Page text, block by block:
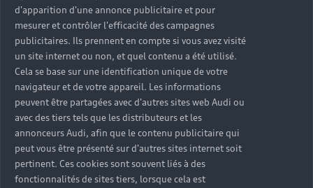
d'apparition d'une annonce publicitaire et pour
mesurer et contrôler l'efficacité des campagnes
publicitaires. Ils prennent en compte si vous avez visité
un site internet ou non, et quel contenu a été utilisé.
Cela se base sur une identification unique de votre
navigateur et de votre appareil. Les informations
peuvent être partagées avec d'autres sites web Audi ou
avec des tiers tels que les distributeurs et les
annonceurs Audi, afin que le contenu publicitaire qui
peut vous être présenté sur d'autres sites internet soit
pertinent. Ces cookies sont souvent liés à des
fonctionnalités de sites tiers, lorsque cela est